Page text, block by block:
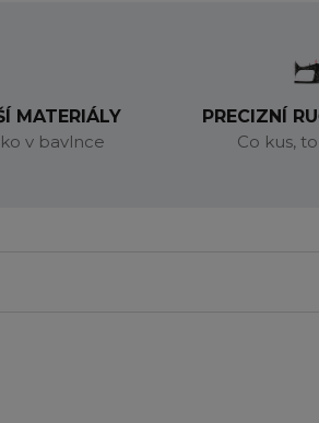
MATERIÁLY
v bavlnce
PRECIZNÍ
Co kus,